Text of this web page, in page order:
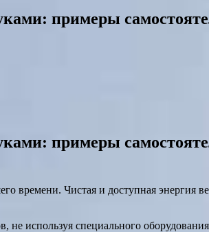
примеры
примеры
Чистая и доступная энергия
используя специального